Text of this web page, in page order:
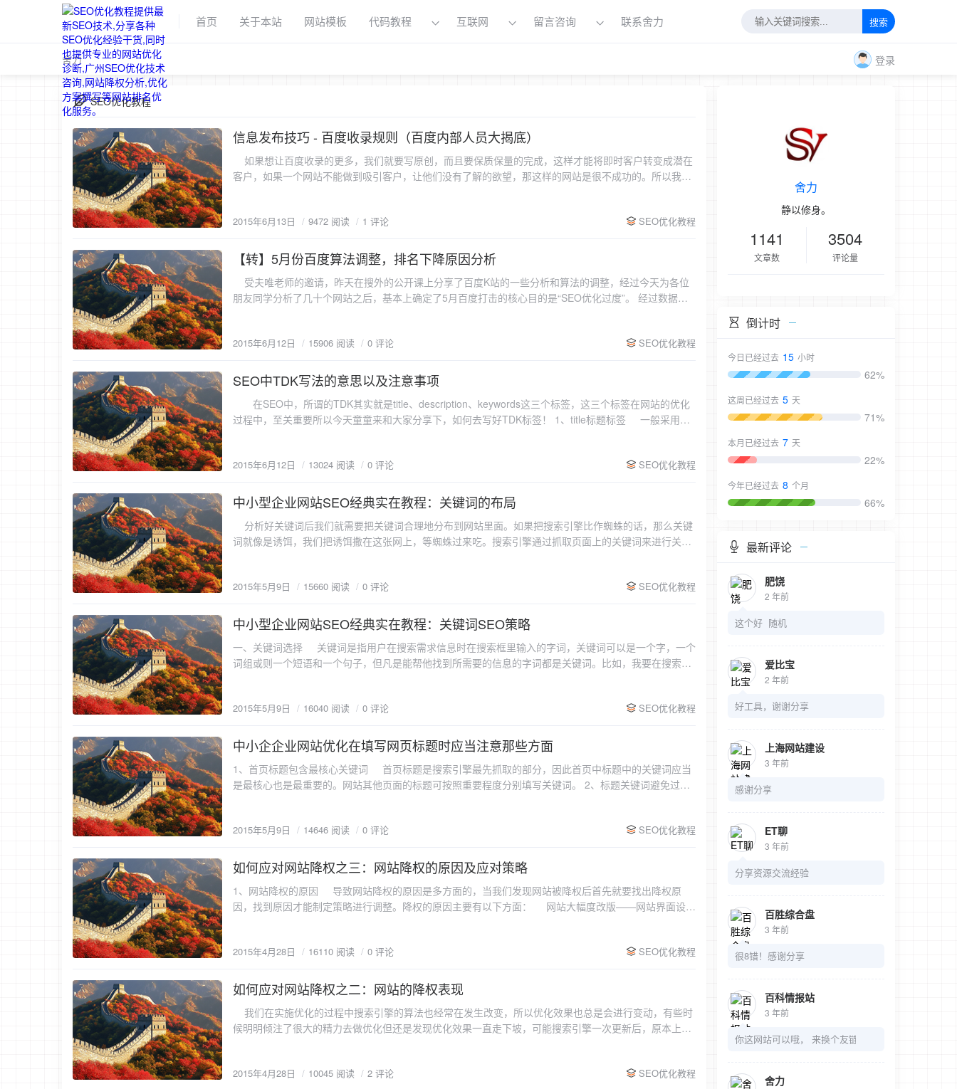
首页 关于本站 网站模板 代码教程 互联网 留言咨询 联系舍力 搜索
舍力 登录
SEO优化教程
2015-6-13
信息发布技巧 - 百度收录规则（百度内部人员大揭底）
如果想让百度收录的更多，我们就要写原创，而且要保质保量的完成，这样才能将即时客户转变成潜在
客户，如果一个网站不能做到吸引客户，让他们没有了解的欲望，那这样的网站是很不成功的。所以我们
情况很多或者说是主要的“优化”形式，这个站的收录内容应该是很少了，而且是越来越少，因为用户体验
这种关键词，而内容中出现的很少这就属于作弊行为，百度会察觉到的，如果百度不在信任你的网站，那
收录的内容一定会越来越少。 3、百度收录如果都是千篇一律，那用户体验一定也会下降，所以他们并
不喜欢收录同样的内容，即使很精彩很经典，也不如新的更能吸引眼球。百度喜新厌旧，如果网站每天都
更新，而且内容原创，受客户欢迎，那何愁百度不来收录呢？所以想增加收录量，网站内容一定要新颖。
如果你要推广高顶灯,那么,你的关键词就是“高顶灯”。然后,你要知道,主关键词的竞争是比较剧烈的,而且笼
要,那就需要加入“长尾关键词”。 站在消费者的角度,这样一个标题也呼之欲出了,一连串的带有关键词的
务、特点等分段描述,注意用户体验。 三、图片 “治大国如烹小鲜”,发布产品信息,也应该有炒一碟菜的细
致、精心。而一篇没有精美的图片相辉映的产品信息,就好比讲究“色香味俱全”的菜肴,少了“色”这一味,让人
搜索引擎上搜索“高顶灯”类相关信息搜索结果中即会有您发布的信息。
2015年6月13日 9472 阅读 1 评论 SEO优化教程
2015-6-12
【转】5月份百度算法调整，排名下降原因分析
受夫唯老师的邀请，昨天在搜外的公开课上分享了百度K站的一些分析和算法的调整，经过今天为各位
朋友同学分析了几十个网站之后，基本上确定了5月百度打击的核心目的是“SEO优化过度”。 经过数据整
站在文本、alt、超链接中的title属性中有堆砌关键词。这属于搜索引擎反作弊规则的重要一环，建议合理
击SEO优化的一个主要标签。非常容易造成降权。 4、部分网站有多个H1等作弊行为，多个H1将会导
致被反作弊规则识别，直接降权。 5、不少站点出现了大量的空连接或者重复链接，这是用户体验差的
表现，有一定概率造成降权。 6、有大约1/5的站点访问速度特别慢。请及时更换空间或者服务器，访问
速度过低会被降权，这是百度站长平台多次声明过的。 7、不少网站使用了QQ客服代码链接：
在诊断过程中出现了一个可能是被百度误伤的正常优化站，建议可以调整自己的优化手法，或者向百度反
接），这是容易触发反作弊规则的一个情况。 以下是今天网站诊断过程中找到的几个很有代表性的截
词堆砌、内页存在大量导出链接。嗯，这个站不调整自己的网站基本上不可能恢复排名了。
2015年6月12日 15906 阅读 0 评论 SEO优化教程
2015-6-12
SEO中TDK写法的意思以及注意事项
在SEO中，所谓的TDK其实就是title、description、keywords这三个标签，这三个标签在网站的优化
过程中，至关重要所以今天童童来和大家分享下，如何去写好TDK标签！ 1、title标题标签 一般采用的
2、keywords关键词标签 建议选取网站的核心关键词3个左右，不要太多，用半角逗号相连。新人朋友
抓不住。而且现在的keywords标签搜索引擎都不怎么看的。 3、description描述标签 建议是站名开
头，用网站关键词说成一句话，一定要通顺。描述标签一般写120字以内，建议是64个字以内，因为百度
等搜索引擎对描述标签排名索引是64个字。 Title标签是最为重要的一环，关系着目标关键词的排名，
Keywords标签对百度搜索结果影响不大，Description标签是对title的一个补充，适合长尾关键词出现。
2015年6月12日 13024 阅读 0 评论 SEO优化教程
2015-5-9
中小型企业网站SEO经典实在教程：关键词的布局
分析好关键词后我们就需要把关键词合理地分布到网站里面。如果把搜索引擎比作蜘蛛的话，那么关键
词就像是诱饵，我们把诱饵撒在这张网上，等蜘蛛过来吃。搜索引擎通过抓取页面上的关键词来进行关键
出现在信息页面里，不能生套硬嵌，要与文章自然融合。例如，我要将“气泡水机”这个关键词嵌入到页面
如下（网站首页关键词布局） 首页是用户最先看到的页面，也是搜索引擎最先进入的页面，网站首页的
权重一般高于其他页面。因此在首页出现的关键词应当是最核心也是所有选择的关键词之中最热门的。网
站首页关键词出现部位一般是“网站标题”，“分类目录”和“企业介绍”部分。其中又以网站标题中的关键词为
最核心。因为网站标题是直接出现在搜索结果页面中的一部分，是用户最先看到的网站信息，也是搜索引
建议将产品目录进行细分，尽量地拉长目录列表，这样展示在首页的关键词就比较多，对于排名优化也有
键词密度（注释：关键词密度=页面关键词出现的次数/页面总字数） 一个页面中该出现多少个关键词？
得搜索引擎的喜爱，而且会因为过度优化而遭受惩罚。因此关键词密度也要适当。密度多少为最合适？一
般而言关键词密度应该控制在2%-8%，是指整个网页字数的2%-8%，少于2%则显得过少，不利于关键词
2015年5月9日 15660 阅读 0 评论 SEO优化教程
2015-5-9
中小型企业网站SEO经典实在教程：关键词SEO策略
一、关键词选择 关键词是指用户在搜索需求信息时在搜索框里输入的字词，关键词可以是一个字，一个
词组或则一个短语和一个句子，但凡是能帮他找到所需要的信息的字词都是关键词。比如，我要在搜索引
词。而企业网站的关键词可以是产品名称，企业品牌名称，经营范围等，只要是能帮助客户寻找到企业并
搜索行为进行分析，从而分析出最合适推广的关键词。 二、进行关键词的扩展 企业对于自己产品的关键
词非常熟悉，但是我们经常使用的产品名称通常是固定的一种或则两种表达方式，而来自全国各地，或则
世界各地的客户的搜索习惯千奇百怪，同一种产品名称往往又有很多种不同的表达方式。 如气泡水机，可
以叫成“苏打水机”、“碳酸水机”或则“气泡饮料制作器”，而我们经常固定使用的只有“气泡水机”，这就导致
的称呼都可以是不同的。又如同一条裙子，可以被叫成“裙子”，又可以被叫成“连衣裙“，或则是“裙装”。这
户人群。 2、加定语或则后缀的关键词：有些用户只进行单一宽泛性的搜索，比如，想买气泡水机，就
“气泡水机 家用”、“气泡水机 商用”等等，这些也都需要考虑到。 3、涉及企业经营范围的关键词：企业
的性质可以是生产厂商，零售商，代理商，而很多用户，尤其潜在采购商，他在搜索供应商时就会搜索带
水机批发”、“气泡水机代理”等等。 4、地域性关键词：有些产品具有明显的地域优势性，如中国的纺
织，绍兴的黄酒，温州的鞋业等等。一些潜在用户比较认可地域品牌，在搜寻供应商时也会搜寻此类地域
形式，但是英文中时常会有，多一个“S”或则少一个“S”就可变成完全不同的关键词。 6、多重排列组合
的关键词：一些比较长的关键词可以进行多重排列，如“宽大的黑色韩版T恤”那么也可以排列成“宽大的韩
版黑色T恤”或则“韩版黑色宽大的T恤”，“宽大的黑色T恤 韩版”。经常在淘宝上购物朋友，会发现不同排列
为我们的关键词。 8、使用品牌作为关键词：如果你的企业品牌知名度高，那么不妨以品牌名称作为企
2015年5月9日 16040 阅读 0 评论 SEO优化教程
2015-5-9
中小企企业网站优化在填写网页标题时应当注意那些方面
1、首页标题包含最核心关键词 首页标题是搜索引擎最先抓取的部分，因此首页中标题中的关键词应当
是最核心也是最重要的。网站其他页面的标题可按照重要程度分别填写关键词。 2、标题关键词避免过分
户也不友好，也难将潜在客户吸引到网站里去。网页标题中的关键词一般3-5个左右即可，标题不易过
分隔符的使用 标题的关键词与关键词之间应当用分隔符断开来，让搜索引擎便于识别，也让用户便于记
忆。一般常使用的分隔符主要有“, （逗号）”，“_ （下划线）”，“- （横线）”，“| （竖线）”；这四种分隔
符并没有多大的区别。只要是能使网站标题看起来清爽利落的便可使用。 4、标题中避免关键词无意义的
陈列 网页标题是企业在网站上最显眼的广告宣传语，因此标题应当能突出企业形象，展现企业优势，而
标题和关键词都应当不同，如果不同的网页都采用相同的标题，那么可能会被搜索引擎视为重复页面，不
其他产品的关键词进行填写。 6、keyword与Description标签填写 Keyword标签也就是页面关键词，是
标签即是网页描述，是将整个网页的主题和内容概括描述成一段简短的话。描述要求简短通顺，包含关键
词，不可只是无意义的关键词堆砌。 当网页收录以后，description标签部分会跟着title标签一起显示在
2015年5月9日 14646 阅读 0 评论 SEO优化教程
2015-4-28
如何应对网站降权之三：网站降权的原因及应对策略
1、网站降权的原因 导致网站降权的原因是多方面的，当我们发现网站被降权后首先就要找出降权原
因，找到原因才能制定策略进行调整。降权的原因主要有以下方面： 网站大幅度改版——网站界面设计
度，导致降权。再则，网页标题的胡乱改变也是导致降权的重要原因。标题一旦确定就不能轻易改变，它
感。 采用采集内容或则文章内容质量低下——很多站长为了方便和速度，会采用很多采集的内容，
直接利用程序和采集工具从别的同类站点上采集内容信息，未经加工就放到自己网站上。用户不喜欢看到
重复的抄袭信息，搜索引擎也是。采集站点会被搜索引擎认为是垃圾站点，进行惩罚甚至屏蔽。再则，网
站内容质量低下也是降权的很重要的原因。文章不经过伪原创就放到自己的站点上也容易导致搜索引擎不
的广告也会遭到搜索引擎惩罚。 过多的垃圾外链——我们都知道，外链也是提升网站权重的一个重要原
2015年4月28日 16110 阅读 0 评论 SEO优化教程
2015-4-28
如何应对网站降权之二：网站的降权表现
我们在实施优化的过程中搜索引擎的算法也经常在发生改变，所以优化效果也总是会进行变动，有些时
候明明倾注了很大的精力去做优化但还是发现优化效果一直走下坡，可能搜索引擎一次更新后，原本上去
搜索引擎对于网站的一种处罚行为。常见的表现有关键词排名大幅度下降，收录大幅度减少，或则网站无
2015年4月28日 10045 阅读 2 评论 SEO优化教程
舍力
静以修身。
1141
文章数
3504
评论量
倒计时
今日已经过去 15 小时
62%
这周已经过去 5 天
71%
本月已经过去 7 天
22%
今年已经过去 8 个月
66%
最新评论
肥饶
2 年前
这个好 随机
爱比宝
2 年前
好工具，谢谢分享
上海网站建设
3 年前
感谢分享
ET聊
3 年前
分享资源交流经验
百胜综合盘
3 年前
很8错！感谢分享
百科情报站
3 年前
你这网站可以哦， 来换个友链吧
舍力